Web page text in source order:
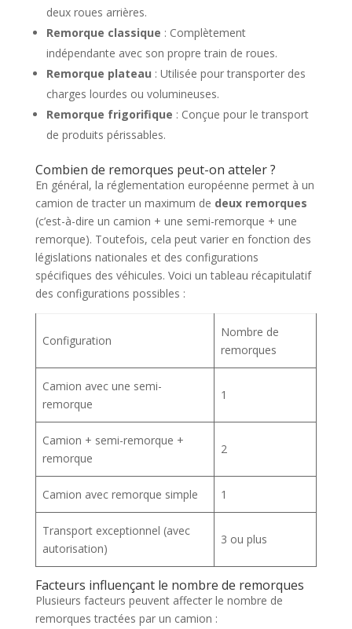
deux roues arrières.
Remorque classique : Complètement
indépendante avec son propre train de roues.
Remorque plateau : Utilisée pour transporter des
charges lourdes ou volumineuses.
Remorque frigorifique : Conçue pour le transport
de produits périssables.
Combien de remorques peut-on atteler ?
En général, la réglementation européenne permet à un
camion de tracter un maximum de deux remorques
(c’est-à-dire un camion + une semi-remorque + une
remorque). Toutefois, cela peut varier en fonction des
législations nationales et des configurations
spécifiques des véhicules. Voici un tableau récapitulatif
des configurations possibles :
Configuration
Nombre de
remorques
Camion avec une semi-
remorque
1
Camion + semi-remorque +
remorque
2
Camion avec remorque simple 1
Transport exceptionnel (avec
autorisation)
3 ou plus
Facteurs influençant le nombre de remorques
Plusieurs facteurs peuvent affecter le nombre de
remorques tractées par un camion :